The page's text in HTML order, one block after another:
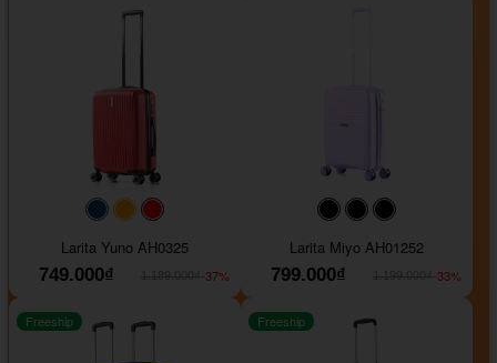
#093f69#ffa500
Larita Yuno AH0325
749.000₫
-37%
#000000#000000
Larita Miyo AH01252
799.000₫
-33%
Freeship Freeship